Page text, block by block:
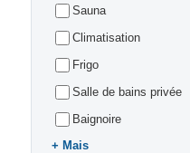
Sauna
Climatisation
Frigo
Salle de bains privée
Baignoire
Mais